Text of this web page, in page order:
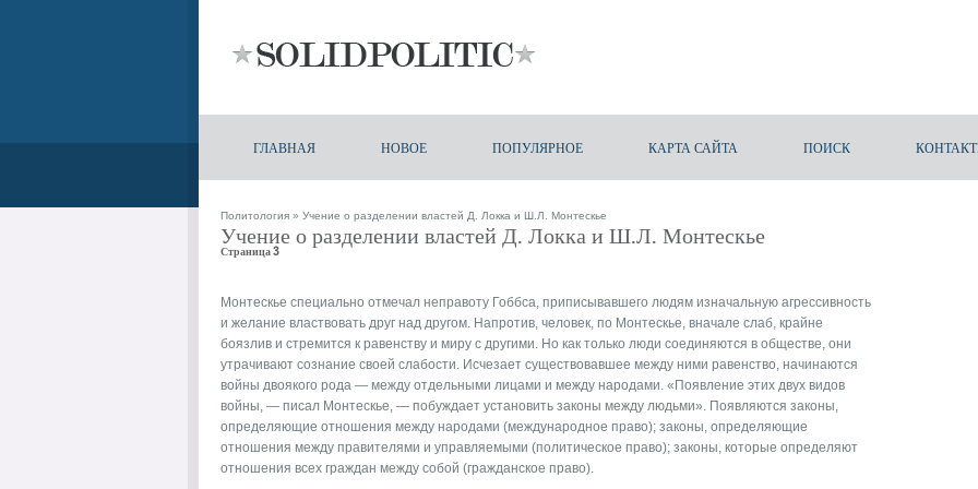
ГЛАВНАЯ НОВОЕ ПОПУЛЯРНОЕ КАРТА САЙТА ПОИСК
Политология » Учение о разделении властей Д. Локка и Ш.Л. Монтескье
Учение о разделении властей Д. Локка и Ш.Л. Монтескье
Страница 3
Монтескье специально отмечал неправоту Гоббса, приписывавшего людям изначальную агрессивность
и желание властвовать друг над другом. Напротив, человек, по Монтескье, вначале слаб, крайне
боязлив и стремится к равенству и миру с другими. Но как только люди соединяются в обществе, они
утрачивают сознание своей слабости. Исчезает существовавшее между ними равенство, начинаются
войны двоякого рода — между отдельными лицами и между народами. «Появление этих двух видов
войны, — писал Монтескье, — побуждает установить законы между людьми». Появляются законы,
определяющие отношения между народами (международное право); законы, определяющие
отношения между правителями и управляемыми (политическое право); законы, которые определяют
отношения всех граждан между собой (гражданское право).